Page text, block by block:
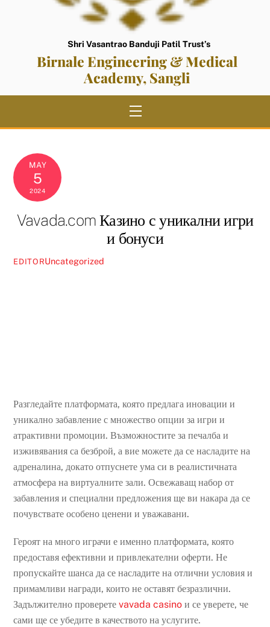
Shri Vasantrao Banduji Patil Trust’s
Birnale Engineering & Medical
Academy, Sangli
Menu
MAY
5
2024
Vavada.com Казино с уникални игри
и бонуси
EDITORUncategorized
Разгледайте платформата, която предлага иновации и
уникално забавление с множество опции за игри и
атрактивни промоции. Възможностите за печалба и
изживявания са безброй, а вие можете да се насладите на
адреналина, докато отпуснете ума си в реалистичната
атмосфера на виртуалните зали. Освежаващ набор от
забавления и специални предложения ще ви накара да се
почувствате особено ценени и уважавани.
Героят на много играчи е именно платформата, която
предоставя ефективни и привлекателни оферти. Не
пропускайте шанса да се насладите на отлични условия и
примамливи награди, които не оставят безразлични.
Задължително проверетеvavada casino и се уверете, че
сами ще се убедите в качеството на услугите.